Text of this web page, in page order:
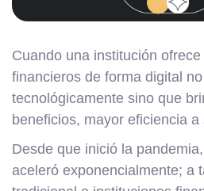
Cuando una institución
financieros de forma digital
tecnológicamente sino que
beneficios, mayor eficiencia a
Desde que inició la
aceleró exponencialmente; a